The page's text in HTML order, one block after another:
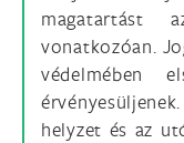
magatartást
vonatkozóan.
védelmében
helyzet és az